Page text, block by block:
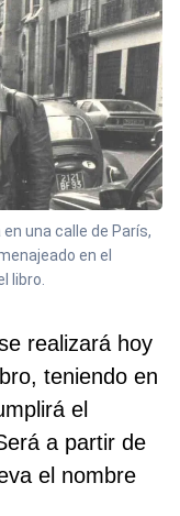
una calle de París,
en el
libro.
realizará hoy
teniendo en
el
a partir de
el nombre